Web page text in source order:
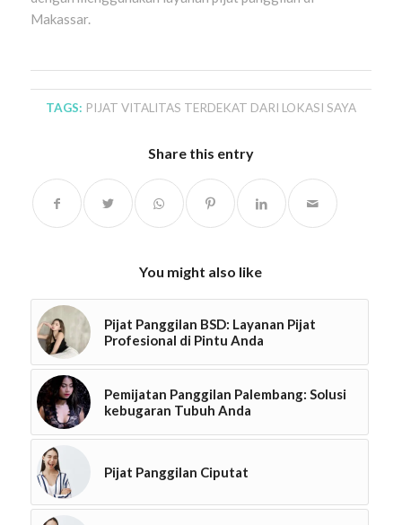
Makassar.
TAGS: PIJAT VITALITAS TERDEKAT DARI LOKASI SAYA
Share this entry
You might also like
Pijat Panggilan BSD: Layanan Pijat
Profesional di Pintu Anda
Pemijatan Panggilan Palembang: Solusi
kebugaran Tubuh Anda
Pijat Panggilan Ciputat